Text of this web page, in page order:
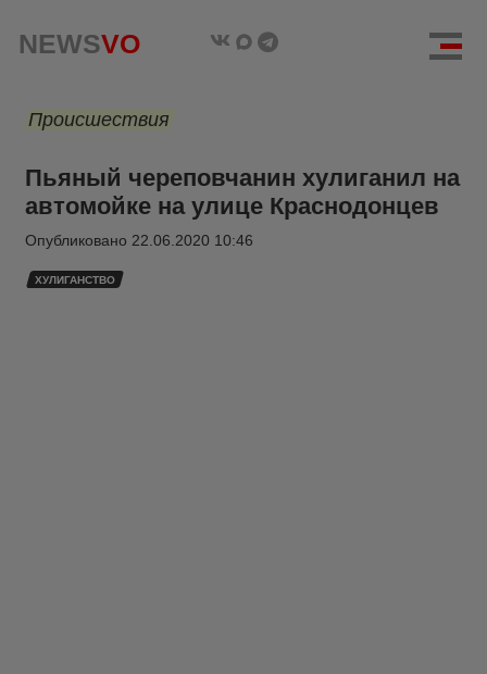
NEWSVO
Происшествия
Пьяный череповчанин хулиганил на
автомойке на улице Краснодонцев
Опубликовано 22.06.2020 10:46
ХУЛИГАНСТВО